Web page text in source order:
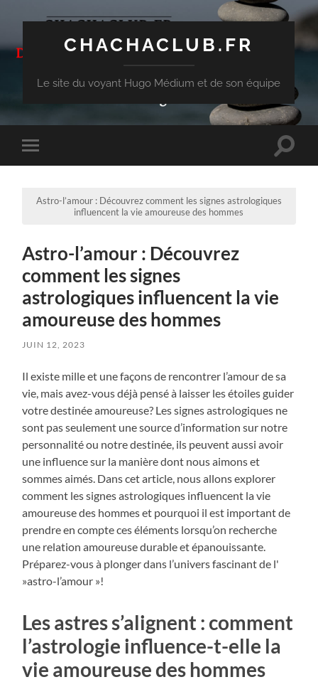
CHACHACLUB.FR
Le site du voyant Hugo Médium et de son équipe
Toggle
mobile
Toggle
Astro-l’amour : Découvrez comment les signes astrologiques
influencent la vie amoureuse des hommes
Astro-l’amour : Découvrez
comment les signes
astrologiques influencent la vie
amoureuse des hommes
JUIN 12, 2023
Il existe mille et une façons de rencontrer l’amour de sa
vie, mais avez-vous déjà pensé à laisser les étoiles guider
votre destinée amoureuse? Les signes astrologiques ne
sont pas seulement une source d’information sur notre
personnalité ou notre destinée, ils peuvent aussi avoir
une influence sur la manière dont nous aimons et
sommes aimés. Dans cet article, nous allons explorer
comment les signes astrologiques influencent la vie
amoureuse des hommes et pourquoi il est important de
prendre en compte ces éléments lorsqu’on recherche
une relation amoureuse durable et épanouissante.
Préparez-vous à plonger dans l’univers fascinant de l'
»astro-l’amour »!
Les astres s’alignent : comment
l’astrologie influence-t-elle la
vie amoureuse des hommes